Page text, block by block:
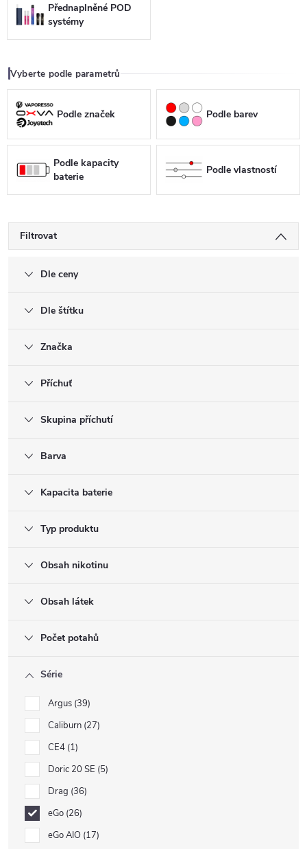
Přednaplněné POD
systémy
Vyberte podle parametrů
Podle značek Podle barev
Podle kapacity
baterie
Podle vlastností
Filtrovat
Dle ceny
Dle štítku
Značka
Příchuť
Skupina příchutí
Barva
Kapacita baterie
Typ produktu
Obsah nikotinu
Obsah látek
Počet potahů
Série
Argus 39
Caliburn 27
CE4 1
Doric 20 SE 5
Drag 36
eGo 26
eGo AIO 17